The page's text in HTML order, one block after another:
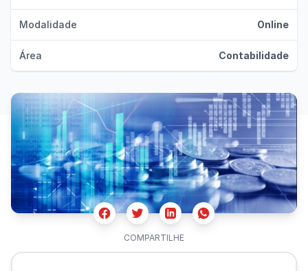
Modalidade Online
Área Contabilidade
FacebookTwitterLinkedinWhatsapp
COMPARTILHE